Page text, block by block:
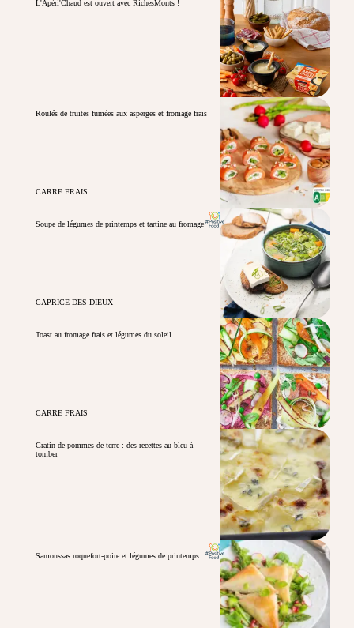
L'Apéri'Chaud est ouvert avec RichesMonts !
Roulés de truites fumées aux asperges et fromage frais
CARRE FRAIS
Soupe de légumes de printemps et tartine au fromage
CAPRICE DES DIEUX
Toast au fromage frais et légumes du soleil
CARRE FRAIS
Gratin de pommes de terre : des recettes au bleu à
tomber
Samoussas roquefort-poire et légumes de printemps